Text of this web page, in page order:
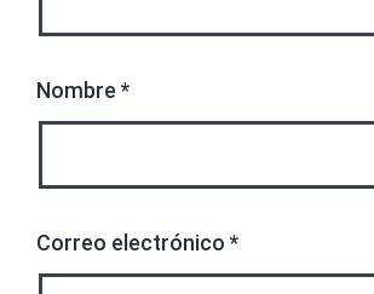
Nombre *
Correo electrónico *